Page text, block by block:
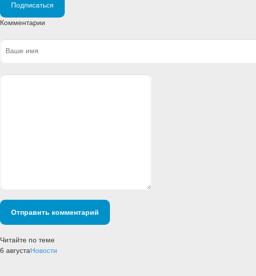
Подписаться
Комментарии
Отправить комментарий
Читайте по теме
6 августаНовости